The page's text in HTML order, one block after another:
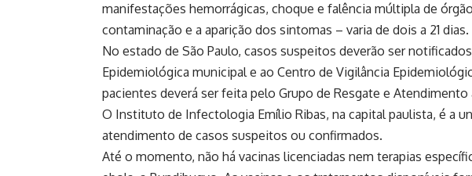
manifestações hemorrágicas, choque e falência múltipla de
contaminação e a aparição dos sintomas – varia de dois a 21 dias.
No estado de São Paulo, casos suspeitos deverão ser
Epidemiológica municipal e ao Centro de Vigilância
pacientes deverá ser feita pelo Grupo de Resgate e Atendimento
O Instituto de Infectologia Emílio Ribas, na capital paulista, é a
atendimento de casos suspeitos ou confirmados.
Até o momento, não há vacinas licenciadas nem terapias